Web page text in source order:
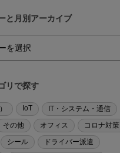
と月別アーカイブ
リで探す
IoT
IT・システム・通信
その他
オフィス
コロナ対策
シール
ドライバー派遣